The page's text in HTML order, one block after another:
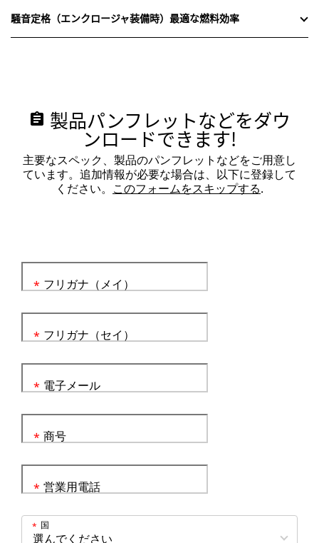
騒音定格（エンクロージャ装備時）最適な燃料効率
assignment 製品パンフレットなどをダウ
ンロードできます!
主要なスペック、製品のパンフレットなどをご用意し
ています。追加情報が必要な場合は、以下に登録して
ください。 このフォームをスキップする.
フリガナ（メイ）
*
フリガナ（セイ）
*
電子メール
*
商号
*
営業用電話
*
国
*